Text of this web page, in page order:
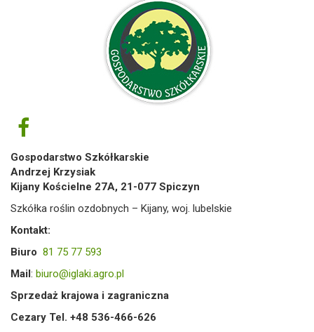
Gospodarstwo Szkółkarskie
Andrzej Krzysiak
Kijany Kościelne 27A, 21-077 Spiczyn
Szkółka roślin ozdobnych – Kijany, woj. lubelskie
Kontakt:
Biuro 81 75 77 593
Mail : biuro@iglaki.agro.pl
Sprzedaż krajowa i zagraniczna
Cezary Tel. +48 536-466-626